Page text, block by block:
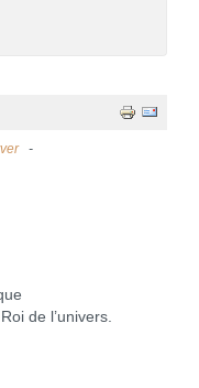
de l’univers.